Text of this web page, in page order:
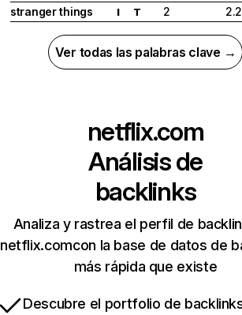
stranger things
I T 2
Ver todas las palabras clave →
netflix.com
Análisis de
backlinks
Analiza y rastrea el perfil de
netflix.comcon la base de datos de
más rápida que existe
Descubre el portfolio de